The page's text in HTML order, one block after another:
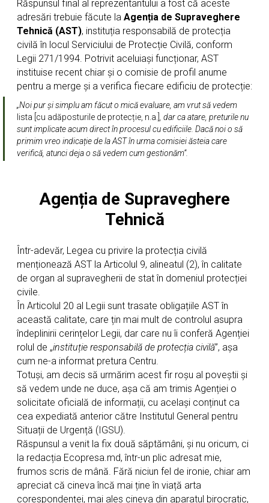
Răspunsul final al reprezentantului a fost că aceste
adresări trebuie făcute la Agenția de Supraveghere
Tehnică (AST), instituția responsabilă de protecția
civilă în locul Serviciului de Protecție Civilă, conform
Legii 271/1994. Potrivit aceluiași funcționar, AST
instituise recent chiar și o comisie de profil anume
pentru a merge și a verifica fiecare edificiu de protecție:
„Noi pur și simplu am făcut o mică evaluare, am vrut să vedem
lista [cu adăposturile de protecție, n.a.] , dar ca atare, preturile nu
sunt implicate acum direct în procesul cu edificiile. Dacă noi o să
primim vreo indicație de la AST în urma comisiei ăsteia care
verifică, atunci deja o să vedem cum gestionăm”.
Agenția de Supraveghere
Tehnică
Într-adevăr, Legea cu privire la protecția civilă
menționează AST la Articolul 9, alineatul (2), în calitate
de organ al supravegherii de stat în domeniul protecției
civile.
În Articolul 20 al Legii sunt trasate obligațiile AST în
această calitate, care țin mai mult de controlul asupra
îndeplinirii cerințelor Legii, dar care nu îi conferă Agenției
rolul de „instituție responsabilă de protecția civilă”, așa
cum ne-a informat pretura Centru.
Totuși, am decis să urmărim acest fir roșu al poveștii și
să vedem unde ne duce, așa că am trimis Agenției o
solicitate oficială de informații, cu același conținut ca
cea expediată anterior către Institutul General pentru
Situații de Urgență (IGSU).
Răspunsul a venit la fix două săptămâni, și nu oricum, ci
la redacția Ecopresa.md, într-un plic adresat mie,
frumos scris de mână. Fără niciun fel de ironie, chiar am
apreciat că cineva încă mai ține în viață arta
corespondenței, mai ales cineva din aparatul birocratic,